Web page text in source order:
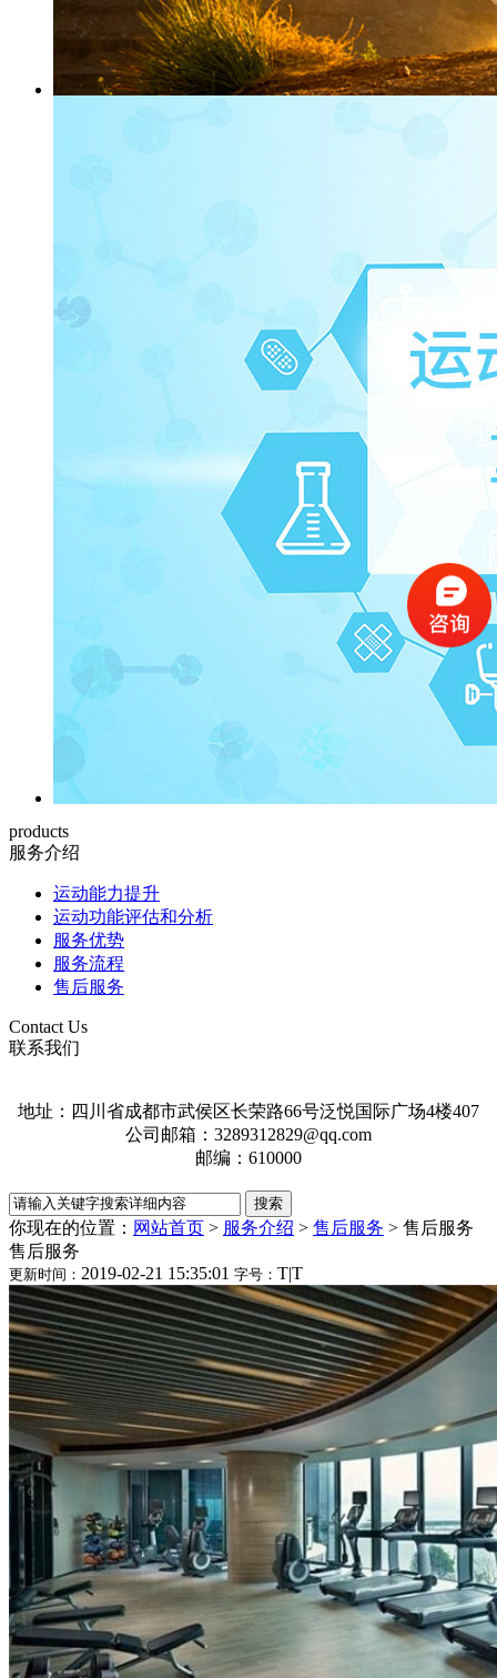
products
服务介绍
运动能力提升
运动功能评估和分析
服务优势
服务流程
售后服务
Contact Us
联系我们
地址：四川省成都市武侯区长荣路66号泛悦国际广场4楼407
公司邮箱：3289312829@qq.com
邮编：610000
你现在的位置： 网站首页 > 服务介绍 > 售后服务 > 售后服务
售后服务
更新时间： 2019-02-21 15:35:01 字号： T|T